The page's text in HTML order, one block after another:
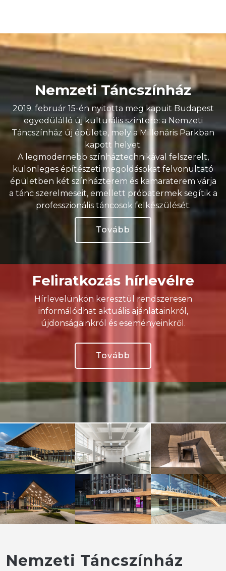
Nemzeti Táncszínház
2019. február 15-én nyitotta meg kapuit Budapest
egyedülálló új kulturális színtere: a Nemzeti
Táncszínház új épülete, mely a Millenáris Parkban
kapott helyet.
A legmodernebb színháztechnikával felszerelt,
különleges építészeti megoldásokat felvonultató
épületben két színházterem és kamaraterem várja
a tánc szerelmeseit, emellett próbatermek segítik a
professzionális táncosok felkészülését.
Tovább
Feliratkozás hírlevélre
Hírlevelünkön keresztül rendszeresen
informálódhat aktuális ajánlatainkról,
újdonságainkról és eseményeinkről.
Tovább
Nemzeti Táncszínház